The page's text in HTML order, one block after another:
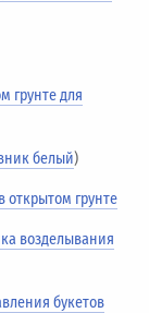
грунте для
белый)
грунте
возделывания
букетов